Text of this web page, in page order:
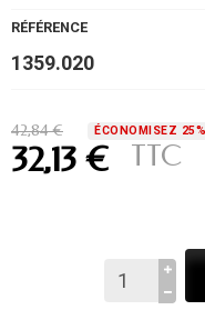
RÉFÉRENCE
1359.020
42,84 € ÉCONOMISEZ 25%
32,13 € TTC